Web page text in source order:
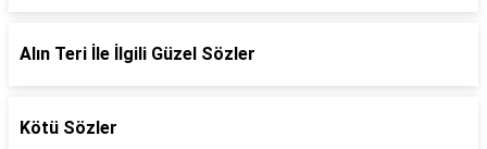
Alın Teri İle İlgili Güzel Sözler
Kötü Sözler